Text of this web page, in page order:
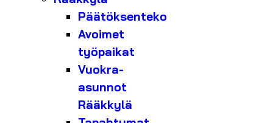
Päätöksenteko
Avoimet
työpaikat
Vuokra-
asunnot
Rääkkylä